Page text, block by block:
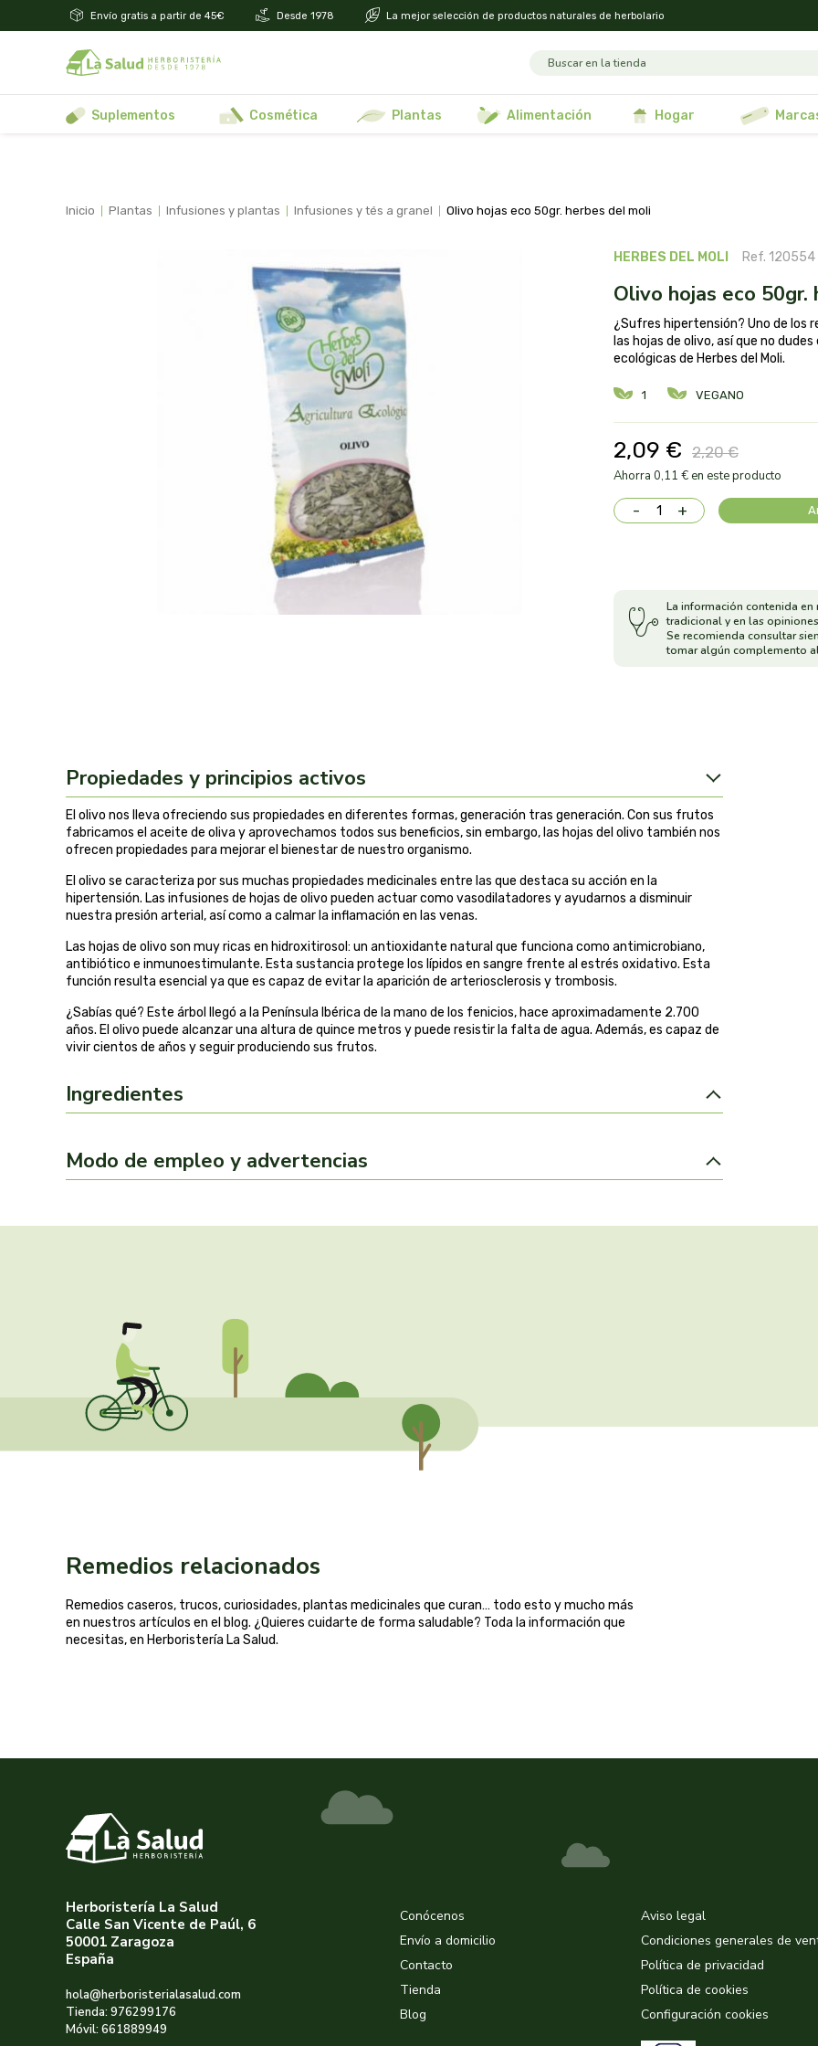
Envío gratis a partir de 45€ Desde 1978 La mejor selección de productos naturales de herbolario
suplementos cosmética plantas alimentación hogar
inicio plantas infusiones y plantas infusiones y tés a granel olivo hojas eco 50gr. herbes del moli
HERBES DEL MOLI Ref. 120554
olivo hojas eco
¿Sufres hipertensión? Uno de
las hojas de olivo, así que no
ecológicas de Herbes del Moli.
1 VEGANO
2,09 € 2,20 €
Ahorra 0,11 € en este producto
- +
La información contenida en
tradicional y en las
Se recomienda consultar
tomar algún complemento
Propiedades y principios activos
El olivo nos lleva ofreciendo sus propiedades en diferentes formas, generación tras generación. Con sus frutos
fabricamos el aceite de oliva y aprovechamos todos sus beneficios, sin embargo, las hojas del olivo también nos
ofrecen propiedades para mejorar el bienestar de nuestro organismo.
El olivo se caracteriza por sus muchas propiedades medicinales entre las que destaca su acción en la
hipertensión. Las infusiones de hojas de olivo pueden actuar como vasodilatadores y ayudarnos a disminuir
nuestra presión arterial, así como a calmar la inflamación en las venas.
Las hojas de olivo son muy ricas en hidroxitirosol: un antioxidante natural que funciona como antimicrobiano,
antibiótico e inmunoestimulante. Esta sustancia protege los lípidos en sangre frente al estrés oxidativo. Esta
función resulta esencial ya que es capaz de evitar la aparición de arteriosclerosis y trombosis.
¿Sabías qué? Este árbol llegó a la Península Ibérica de la mano de los fenicios, hace aproximadamente 2.700
años. El olivo puede alcanzar una altura de quince metros y puede resistir la falta de agua. Además, es capaz de
vivir cientos de años y seguir produciendo sus frutos.
Ingredientes
Modo de empleo y advertencias
Remedios relacionados
Remedios caseros, trucos, curiosidades, plantas medicinales que curan… todo esto y mucho más
en nuestros artículos en el blog. ¿Quieres cuidarte de forma saludable? Toda la información que
necesitas, en Herboristería La Salud.
Herboristería La Salud
Calle San Vicente de Paúl, 6
50001 Zaragoza
España
hola@herboristerialasalud.com
Tienda: 976299176
Móvil: 661889949
Conócenos
Envío a domicilio
Contacto
Tienda
Blog
Aviso legal
Condiciones generales de
Política de privacidad
Política de cookies
Configuración cookies